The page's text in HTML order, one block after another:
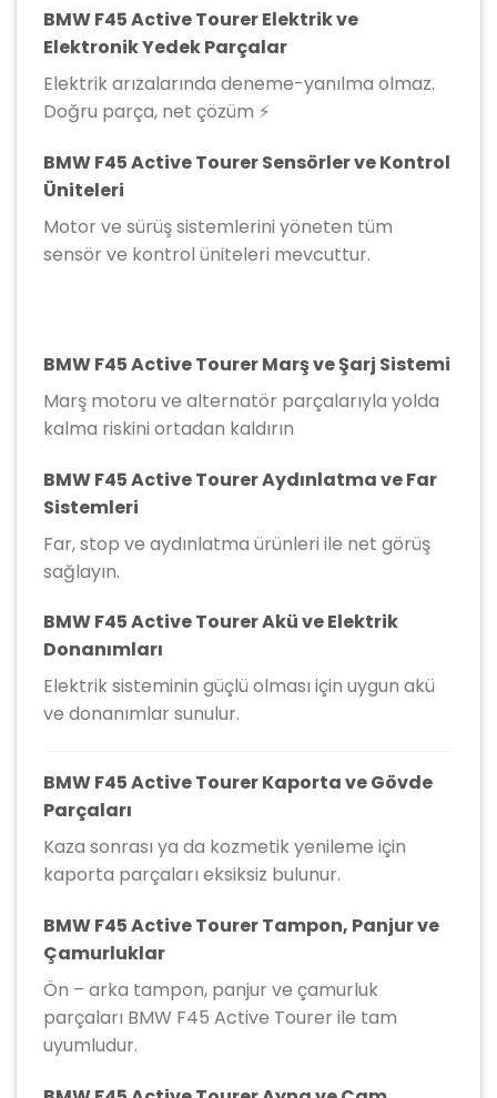
BMW F45 Active Tourer Elektrik ve
Elektronik Yedek Parçalar
Elektrik arızalarında deneme-yanılma olmaz.
Doğru parça, net çözüm ⚡
BMW F45 Active Tourer Sensörler ve Kontrol
Üniteleri
Motor ve sürüş sistemlerini yöneten tüm
sensör ve kontrol üniteleri mevcuttur.
BMW F45 Active Tourer Marş ve Şarj Sistemi
Marş motoru ve alternatör parçalarıyla yolda
kalma riskini ortadan kaldırın
BMW F45 Active Tourer Aydınlatma ve Far
Sistemleri
Far, stop ve aydınlatma ürünleri ile net görüş
sağlayın.
BMW F45 Active Tourer Akü ve Elektrik
Donanımları
Elektrik sisteminin güçlü olması için uygun akü
ve donanımlar sunulur.
BMW F45 Active Tourer Kaporta ve Gövde
Parçaları
Kaza sonrası ya da kozmetik yenileme için
kaporta parçaları eksiksiz bulunur.
BMW F45 Active Tourer Tampon, Panjur ve
Çamurluklar
Ön – arka tampon, panjur ve çamurluk
parçaları BMW F45 Active Tourer ile tam
uyumludur.